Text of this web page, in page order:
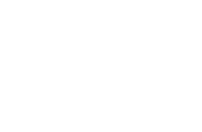
mangler